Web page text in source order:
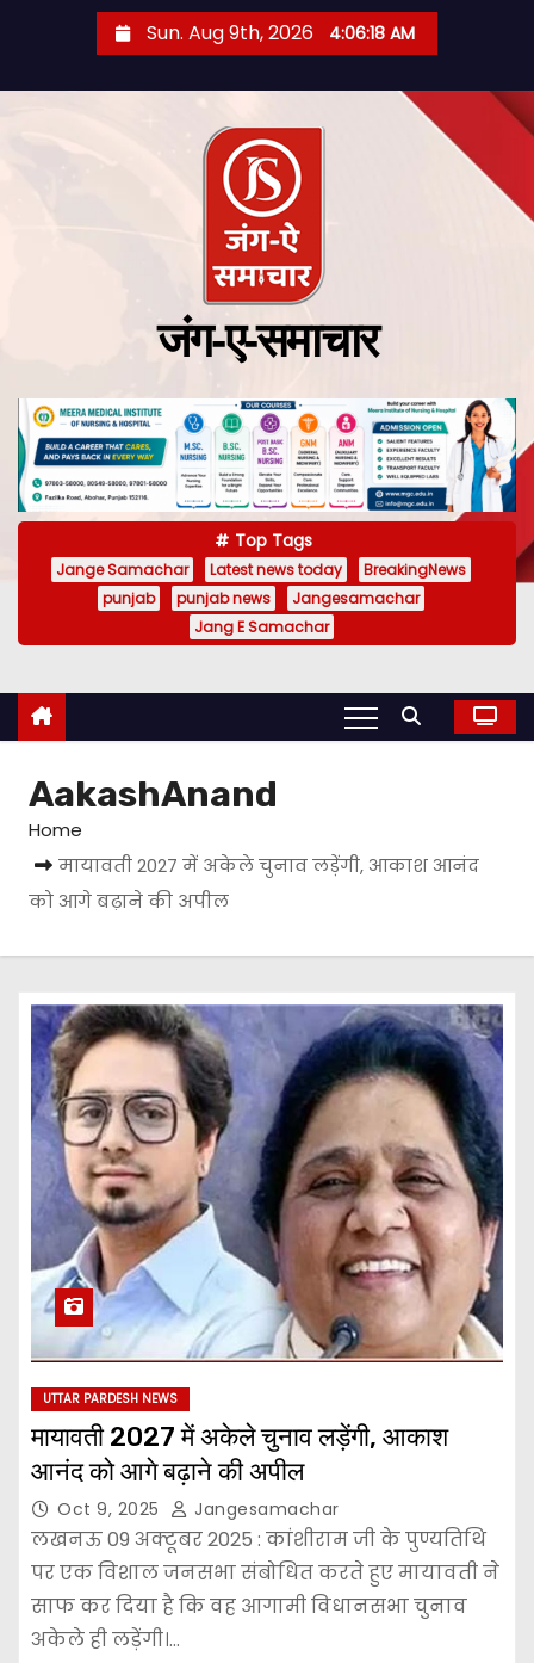
Sun. Aug 9th, 2026 4:06:18 AM
जंग-ए-समाचार
Top Tags
Jange Samachar Latest news today
BreakingNews
punjab
punjab news
Jangesamachar
Jang E Samachar
AakashAnand
Home
मायावती 2027 में अकेले चुनाव लड़ेंगी, आकाश आनंद
को आगे बढ़ाने की अपील
UTTAR PARDESH NEWS
मायावती 2027 में अकेले चुनाव लड़ेंगी, आकाश
आनंद को आगे बढ़ाने की अपील
Oct 9, 2025 Jangesamachar
लखनऊ 09 अक्टूबर 2025 : कांशीराम जी के पुण्यतिथि
पर एक विशाल जनसभा संबोधित करते हुए मायावती ने
साफ कर दिया है कि वह आगामी विधानसभा चुनाव
अकेले ही लड़ेंगी।…